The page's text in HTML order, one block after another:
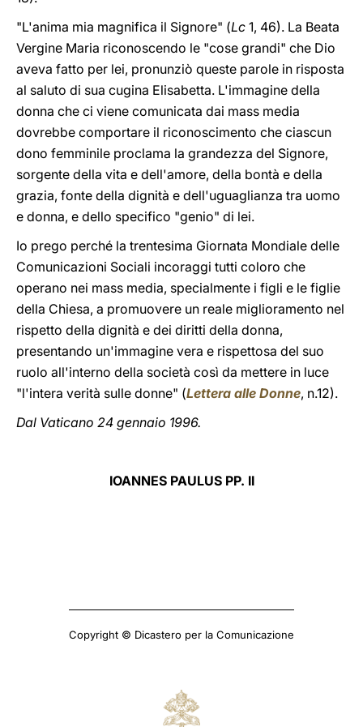
"L'anima mia magnifica il Signore" (Lc 1, 46). La Beata
Vergine Maria riconoscendo le "cose grandi" che Dio
aveva fatto per lei, pronunziò queste parole in risposta
al saluto di sua cugina Elisabetta. L'immagine della
donna che ci viene comunicata dai mass media
dovrebbe comportare il riconoscimento che ciascun
dono femminile proclama la grandezza del Signore,
sorgente della vita e dell'amore, della bontà e della
grazia, fonte della dignità e dell'uguaglianza tra uomo
e donna, e dello specifico "genio" di lei.
Io prego perché la trentesima Giornata Mondiale delle
Comunicazioni Sociali incoraggi tutti coloro che
operano nei mass media, specialmente i figli e le figlie
della Chiesa, a promuovere un reale miglioramento nel
rispetto della dignità e dei diritti della donna,
presentando un'immagine vera e rispettosa del suo
ruolo all'interno della società così da mettere in luce
"l'intera verità sulle donne" (Lettera alle Donne, n.12).
Dal Vaticano 24 gennaio 1996.
IOANNES PAULUS PP. II
Copyright © Dicastero per la Comunicazione